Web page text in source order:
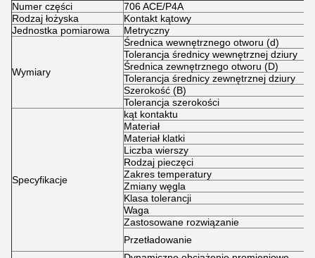
Numer części
706 ACE/P4A
Rodzaj łożyska
Kontakt kątowy
Jednostka pomiarowa
Metryczny
Wymiary
Średnica wewnętrznego otworu (d)
Tolerancja średnicy wewnętrznej dziury
Średnica zewnętrznego otworu (D)
Tolerancja średnicy zewnętrznej dziury
Szerokość (B)
Tolerancja szerokości
Specyfikacje
kąt kontaktu
Materiał
Materiał klatki
Liczba wierszy
Rodzaj pieczęci
Zakres temperatury
Zmiany węgla
Klasa tolerancji
Waga
Zastosowane rozwiązanie
Przetładowanie